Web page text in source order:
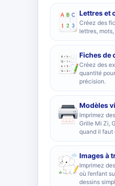
Lettres et
Créez des
lettres,
Fiches de
Créez des
quantité
précision.
Modèles
Imprimez
Grille Mi Zi,
quand il faut
Images à
Imprimez
où l’enfant
dessins